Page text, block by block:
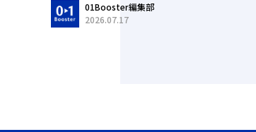
01Booster編集部
2026.07.17